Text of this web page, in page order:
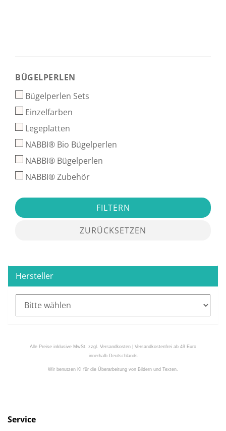
BÜGELPERLEN
BÜGELPERLEN
Bügelperlen Sets
Einzelfarben
Legeplatten
NABBI® Bio Bügelperlen
NABBI® Bügelperlen
NABBI® Zubehör
FILTERN
ZURÜCKSETZEN
Hersteller
Alle Preise inklusive MwSt. zzgl. Versandkosten | Versandkostenfrei ab 49 Euro
innerhalb Deutschlands
Wir benutzen KI für die Überarbeitung von Bildern und Texten.
Service